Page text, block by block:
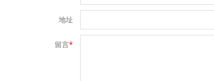
地址
留言*